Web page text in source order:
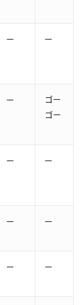
— —
—
ゴー
ゴー
— —
— —
— —